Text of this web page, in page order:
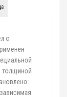
с
толщиной